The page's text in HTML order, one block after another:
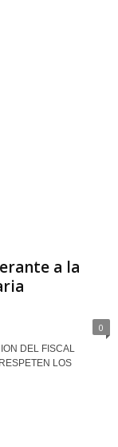
a la
0
DEL FISCAL
LOS